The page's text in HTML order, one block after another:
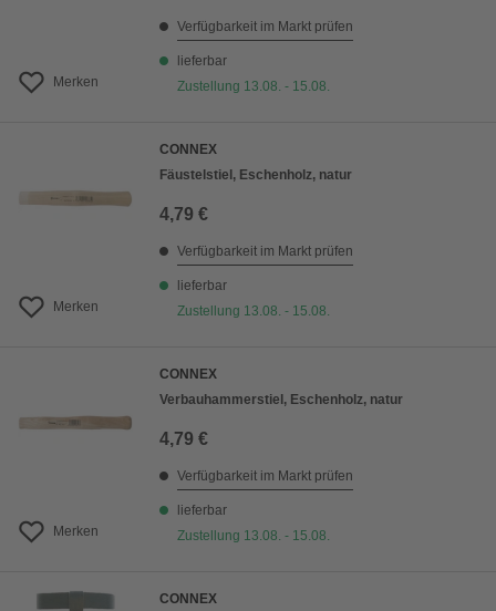
Merken
Verfügbarkeit im Markt prüfen
lieferbar
Zustellung 13.08. - 15.08.
Merken
CONNEX
Fäustelstiel, Eschenholz, natur
4,79 €
Verfügbarkeit im Markt prüfen
lieferbar
Zustellung 13.08. - 15.08.
Merken
CONNEX
Verbauhammerstiel, Eschenholz, natur
4,79 €
Verfügbarkeit im Markt prüfen
lieferbar
Zustellung 13.08. - 15.08.
CONNEX